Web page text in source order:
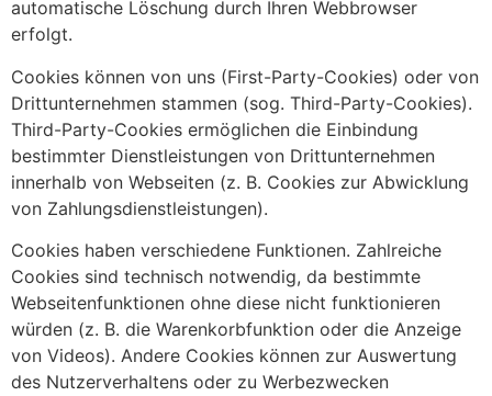
automatische Löschung durch Ihren Webbrowser
erfolgt.
Cookies können von uns (First-Party-Cookies) oder von
Drittunternehmen stammen (sog. Third-Party-Cookies).
Third-Party-Cookies ermöglichen die Einbindung
bestimmter Dienstleistungen von Drittunternehmen
innerhalb von Webseiten (z. B. Cookies zur Abwicklung
von Zahlungsdienstleistungen).
Cookies haben verschiedene Funktionen. Zahlreiche
Cookies sind technisch notwendig, da bestimmte
Webseitenfunktionen ohne diese nicht funktionieren
würden (z. B. die Warenkorbfunktion oder die Anzeige
von Videos). Andere Cookies können zur Auswertung
des Nutzerverhaltens oder zu Werbezwecken